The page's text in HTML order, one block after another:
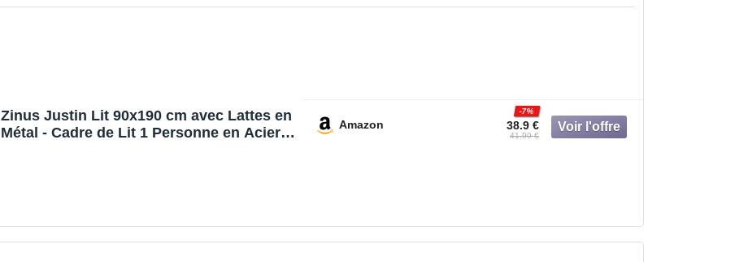
Zinus Justin Lit 90x190 cm avec Lattes en
Métal - Cadre de Lit 1 Personne en Acier
Amazon 38.9 €
-7%
41.99 €